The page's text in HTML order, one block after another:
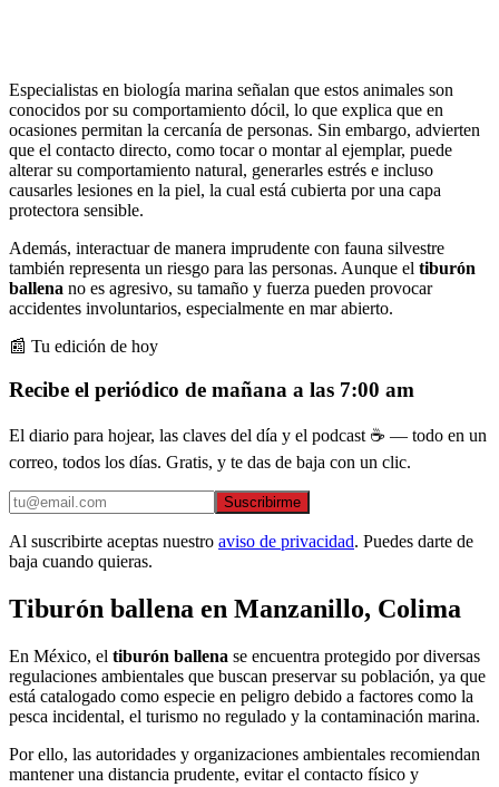
Especialistas en biología marina señalan que estos animales son
conocidos por su comportamiento dócil, lo que explica que en
ocasiones permitan la cercanía de personas. Sin embargo, advierten
que el contacto directo, como tocar o montar al ejemplar, puede
alterar su comportamiento natural, generarles estrés e incluso
causarles lesiones en la piel, la cual está cubierta por una capa
protectora sensible.
Además, interactuar de manera imprudente con fauna silvestre
también representa un riesgo para las personas. Aunque el tiburón
ballena no es agresivo, su tamaño y fuerza pueden provocar
accidentes involuntarios, especialmente en mar abierto.
📰 Tu edición de hoy
Recibe el periódico de mañana a las 7:00 am
El diario para hojear, las claves del día y el podcast ☕ — todo en un
correo, todos los días. Gratis, y te das de baja con un clic.
Suscribirme
Al suscribirte aceptas nuestro aviso de privacidad. Puedes darte de
baja cuando quieras.
Tiburón ballena en Manzanillo, Colima
En México, el tiburón ballena se encuentra protegido por diversas
regulaciones ambientales que buscan preservar su población, ya que
está catalogado como especie en peligro debido a factores como la
pesca incidental, el turismo no regulado y la contaminación marina.
Por ello, las autoridades y organizaciones ambientales recomiendan
mantener una distancia prudente, evitar el contacto físico y